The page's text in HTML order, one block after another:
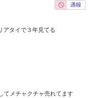
アタイで３年見てる
てメチャクチャ売れてます